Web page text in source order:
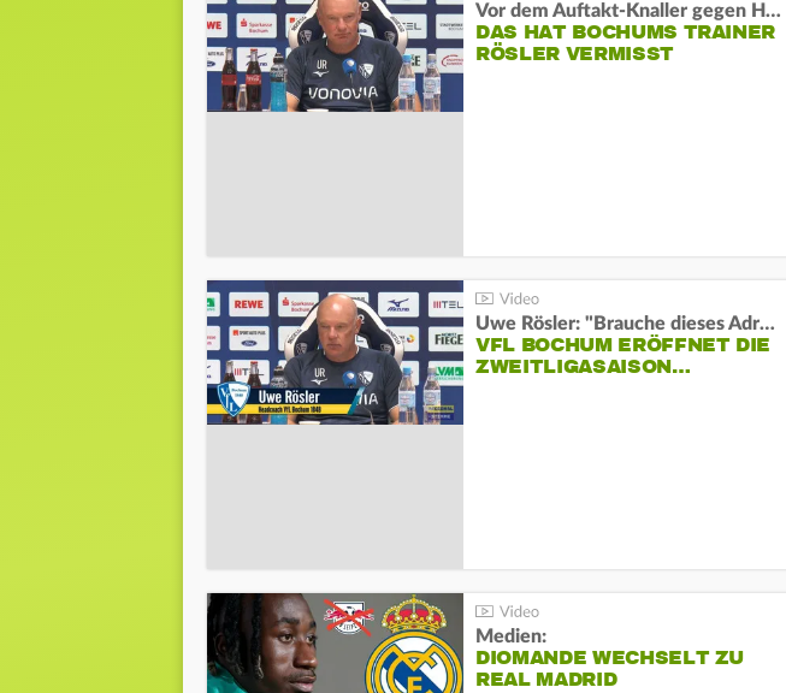
Vor dem Auftakt-Knaller gegen Hertha:
DAS HAT BOCHUMS TRAINER
RÖSLER VERMISST
Uwe Rösler: "Brauche dieses Adrenalin"
VFL BOCHUM ERÖFFNET DIE
ZWEITLIGASAISON…
Medien:
DIOMANDE WECHSELT ZU
REAL MADRID